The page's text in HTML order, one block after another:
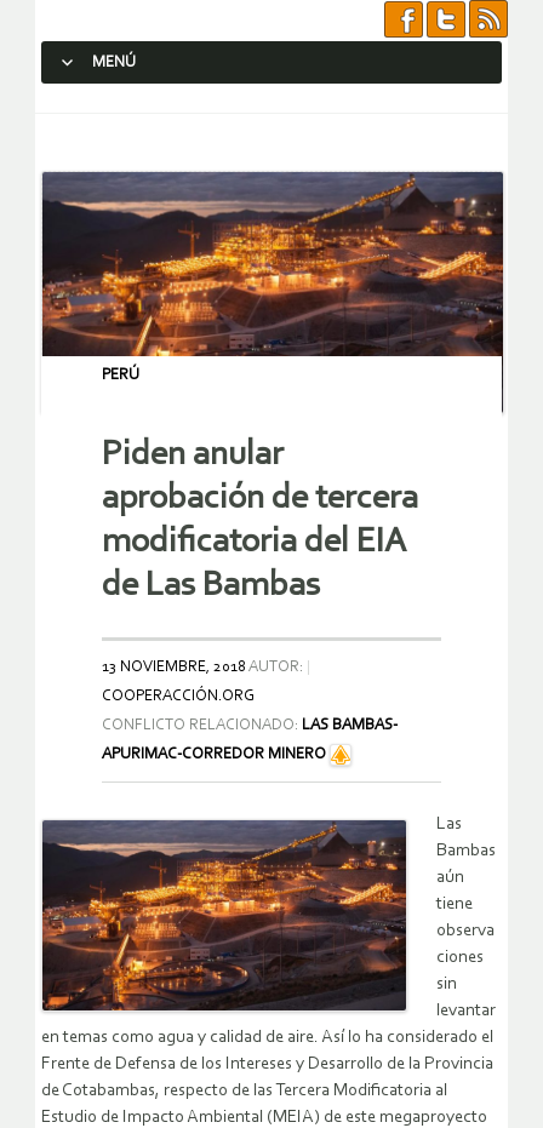
MENÚ
PERÚ
Piden anular
aprobación de tercera
modificatoria del EIA
de Las Bambas
13 NOVIEMBRE, 2018 AUTOR:
COOPERACCIÓN.ORG
CONFLICTO RELACIONADO: LAS BAMBAS-
APURIMAC-CORREDOR MINERO
Las
Bambas
aún
tiene
observa
ciones
sin
levantar
en temas como agua y calidad de aire. Así lo ha considerado el
Frente de Defensa de los Intereses y Desarrollo de la Provincia
de Cotabambas, respecto de las Tercera Modificatoria al
Estudio de Impacto Ambiental (MEIA) de este megaproyecto